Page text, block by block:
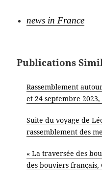
news in France
Publications
Rassemblement
et 24 septembre
Suite du voyage de
rassemblement des
« La traversée des
des bouviers